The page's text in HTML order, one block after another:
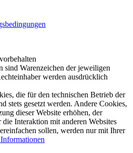
sind Warenzeichen der jeweiligen
werden ausdrücklich
die für den technischen Betrieb der
stets gesetzt werden. Andere Cookies,
dieser Website erhöhen, der
Interaktion mit anderen Websites
sollen, werden nur mit Ihrer